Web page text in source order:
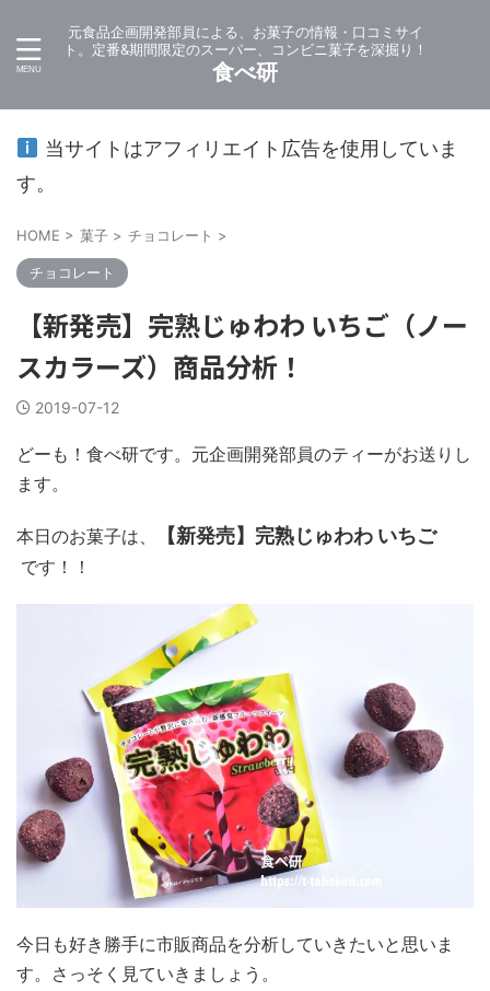
元食品企画開発部員による、お菓子の情報・口コミサイ
ト。定番&期間限定のスーパー、コンビニ菓子を深掘り！
食べ研
当サイトはアフィリエイト広告を使用していま
す。
HOME > 菓子 > チョコレート >
チョコレート
【新発売】完熟じゅわわ いちご（ノー
スカラーズ）商品分析！
2019-07-12
どーも！食べ研です。元企画開発部員のティーがお送りし
ます。
本日のお菓子は、 【新発売】完熟じゅわわ いちご
です！！
今日も好き勝手に市販商品を分析していきたいと思いま
す。さっそく見ていきましょう。